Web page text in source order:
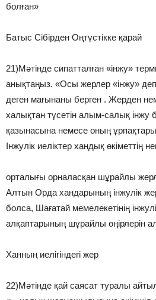
болған»
Батыс Сібірден Оңтүстікке қарай
21)Мәтінде сипатталған «інжу»
анықтаңыз. «Осы жерлер «інжу»
деген мағынаны берген . Жерден
халықтан түсетін алым-салық інжу
қазынасына немесе оның
Інжулік иеліктер хандық өкіметтің
орталығы орналасқан шұрайлы
Алтын Орда хандарының інжулік
болса, Шағатай мемелекетінің
алқаптарының шұрайлы өңірлерін
Ханның иелігіндегі жер
22)Мәтінде қай саясат туралы